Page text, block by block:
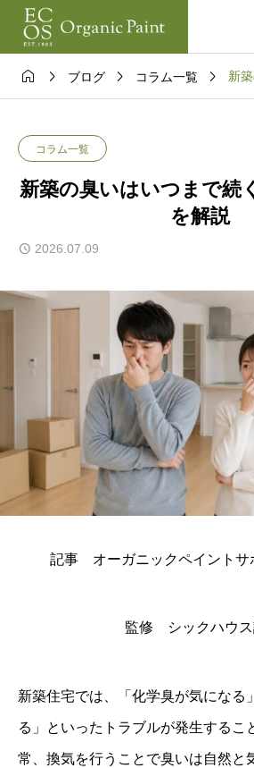
  ブログ  コラム一覧  新
コラム一覧
新築の臭いはいつまで続
を解説
2026.07.09
記事 オーガニックペイント
監修 シックハウ
新築住宅では、「化学臭が気になる
る」といったトラブルが発生するこ
常、換気を行うことで臭いは自然と